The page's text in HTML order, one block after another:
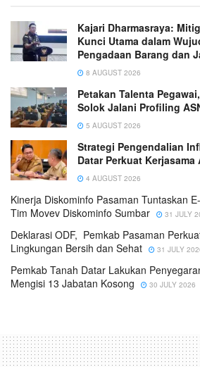
Kajari Dharmasraya:
Kunci Utama dalam
Pengadaan Barang dan
8 AUGUST 2026
Petakan Talenta
Solok Jalani Profiling
5 AUGUST 2026
Strategi Pengendalian
Datar Perkuat Kerjasama
4 AUGUST 2026
Kinerja Diskominfo Pasaman Tuntaskan
Tim Movev Diskominfo Sumbar
31 JULY
Deklarasi ODF, Pemkab Pasaman
Lingkungan Bersih dan Sehat
31 JULY
Pemkab Tanah Datar Lakukan
Mengisi 13 Jabatan Kosong
30 JULY 2026